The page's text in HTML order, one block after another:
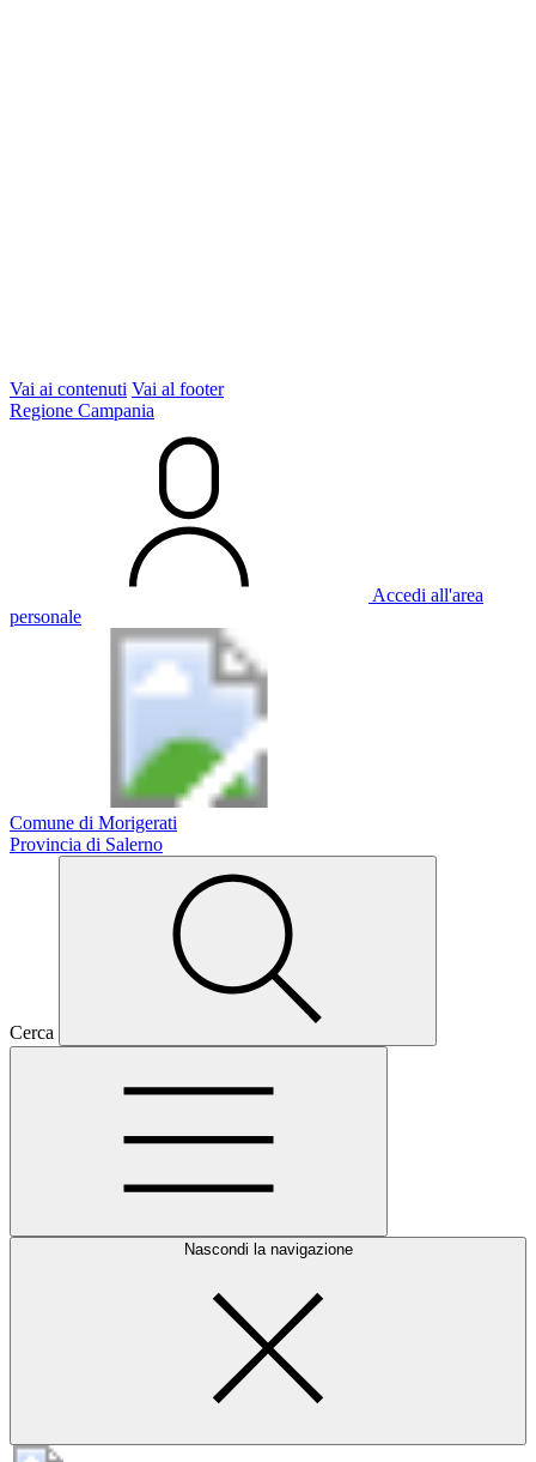
Vai ai contenuti Vai al footer
Regione Campania
Accedi all'area
personale
Comune di Morigerati
Provincia di Salerno
Cerca
Nascondi la navigazione